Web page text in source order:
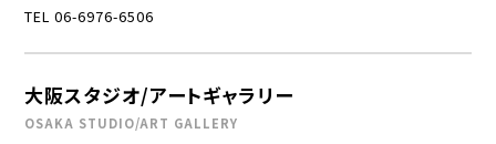
TEL 06-6976-6506
大阪スタジオ/アートギャラリー
OSAKA STUDIO/ART GALLERY